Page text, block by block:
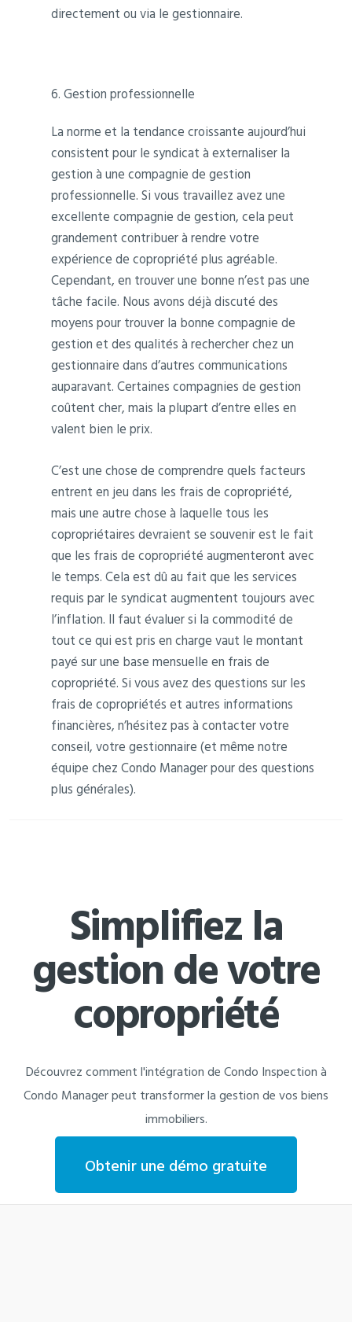
directement ou via le gestionnaire.
6. Gestion professionnelle
La norme et la tendance croissante aujourd’hui
consistent pour le syndicat à externaliser la
gestion à une compagnie de gestion
professionnelle. Si vous travaillez avez une
excellente compagnie de gestion, cela peut
grandement contribuer à rendre votre
expérience de copropriété plus agréable.
Cependant, en trouver une bonne n’est pas une
tâche facile. Nous avons déjà discuté des
moyens pour trouver la bonne compagnie de
gestion et des qualités à rechercher chez un
gestionnaire dans d’autres communications
auparavant. Certaines compagnies de gestion
coûtent cher, mais la plupart d’entre elles en
valent bien le prix.
C’est une chose de comprendre quels facteurs
entrent en jeu dans les frais de copropriété,
mais une autre chose à laquelle tous les
copropriétaires devraient se souvenir est le fait
que les frais de copropriété augmenteront avec
le temps. Cela est dû au fait que les services
requis par le syndicat augmentent toujours avec
l’inflation. Il faut évaluer si la commodité de
tout ce qui est pris en charge vaut le montant
payé sur une base mensuelle en frais de
copropriété. Si vous avez des questions sur les
frais de copropriétés et autres informations
financières, n’hésitez pas à contacter votre
conseil, votre gestionnaire (et même notre
équipe chez Condo Manager pour des questions
plus générales).
Simplifiez la
gestion de votre
copropriété
Découvrez comment l'intégration de Condo Inspection à
Condo Manager peut transformer la gestion de vos biens
immobiliers.
Obtenir une démo gratuite